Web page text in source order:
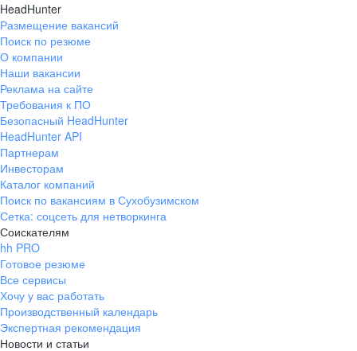
HeadHunter
Размещение вакансий
Поиск по резюме
О компании
Наши вакансии
Реклама на сайте
Требования к ПО
Безопасный HeadHunter
HeadHunter API
Партнерам
Инвесторам
Каталог компаний
Поиск по вакансиям в Сухобузимском
Сетка: соцсеть для нетворкинга
Соискателям
hh PRO
Готовое резюме
Все сервисы
Хочу у вас работать
Производственный календарь
Экспертная рекомендация
Новости и статьи